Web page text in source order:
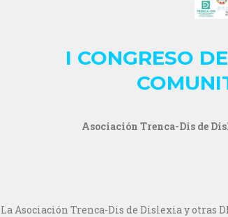
I CONGRESO
Asociación Trenca-Dis de
La Asociación Trenca-Dis de Dislexia y otras